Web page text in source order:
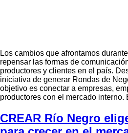
Los cambios que afrontamos
repensar las formas de
productores y clientes en el país.
iniciativa de generar Rondas de
objetivo es conectar a empresas,
productores con el mercado
CREAR Río Negro